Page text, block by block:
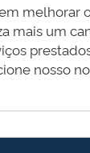
melhorar
mais um
nosso